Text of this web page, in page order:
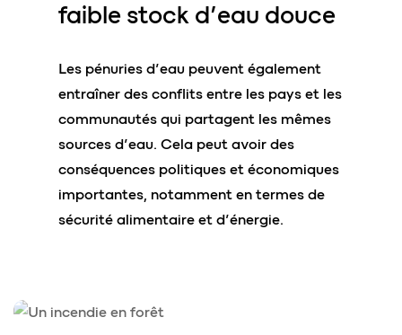
faible stock d’eau douce
Les pénuries d’eau peuvent également
entraîner des conflits entre les pays et les
communautés qui partagent les mêmes
sources d’eau. Cela peut avoir des
conséquences politiques et économiques
importantes, notamment en termes de
sécurité alimentaire et d’énergie.